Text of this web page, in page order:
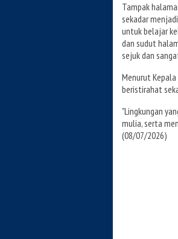
Tampak
sekadar
untuk belajar
dan sudut
sejuk dan
Menurut Kepala
beristirahat
"Lingkungan
mulia, serta
(08/07/2026)